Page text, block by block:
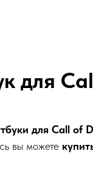
для
для Call of
вы можете